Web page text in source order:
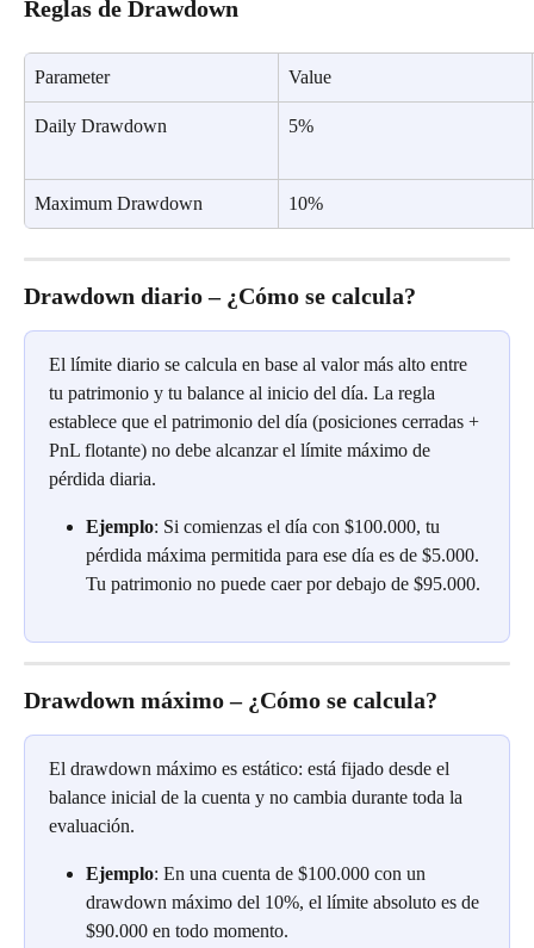
Reglas de Drawdown
Parameter Value
Daily Drawdown 5%
Maximum Drawdown 10%
Drawdown diario – ¿Cómo se calcula?
El límite diario se calcula en base al valor más alto entre
tu patrimonio y tu balance al inicio del día. La regla
establece que el patrimonio del día (posiciones cerradas +
PnL flotante) no debe alcanzar el límite máximo de
pérdida diaria.
Ejemplo: Si comienzas el día con $100.000, tu
pérdida máxima permitida para ese día es de $5.000.
Tu patrimonio no puede caer por debajo de $95.000.
Drawdown máximo – ¿Cómo se calcula?
El drawdown máximo es estático: está fijado desde el
balance inicial de la cuenta y no cambia durante toda la
evaluación.
Ejemplo: En una cuenta de $100.000 con un
drawdown máximo del 10%, el límite absoluto es de
$90.000 en todo momento.